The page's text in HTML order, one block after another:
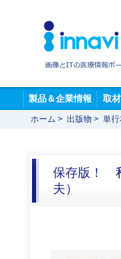
製品＆企業情報 取
ホーム > 出版物 > 単
保存版！
夫）